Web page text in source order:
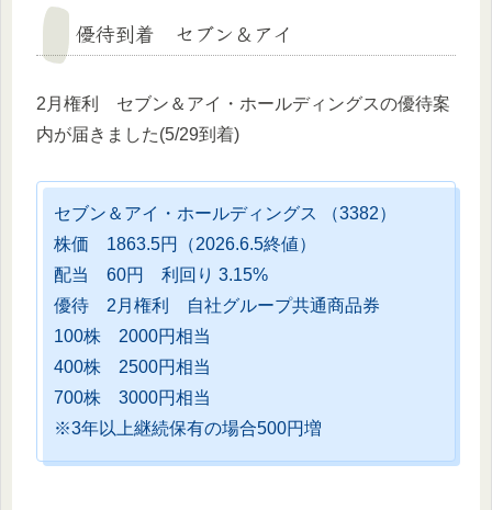
優待到着 セブン＆アイ
2月権利 セブン＆アイ・ホールディングスの優待案
内が届きました(5/29到着)
セブン＆アイ・ホールディングス （3382）
株価 1863.5円（2026.6.5終値）
配当 60円 利回り 3.15%
優待 2月権利 自社グループ共通商品券
100株 2000円相当
400株 2500円相当
700株 3000円相当
※3年以上継続保有の場合500円増